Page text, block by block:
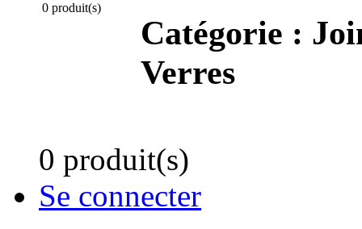
0 produit(s)
Catégorie :
Verres
0 produit(s)
Se connecter